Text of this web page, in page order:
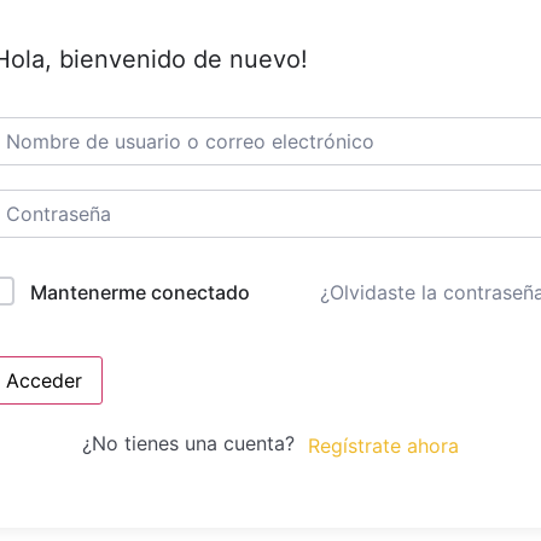
bienvenido de nuevo!
Mantenerme conectado ¿Olvidaste la
Acceder
¿No tienes una cuenta? Regístrate ahora